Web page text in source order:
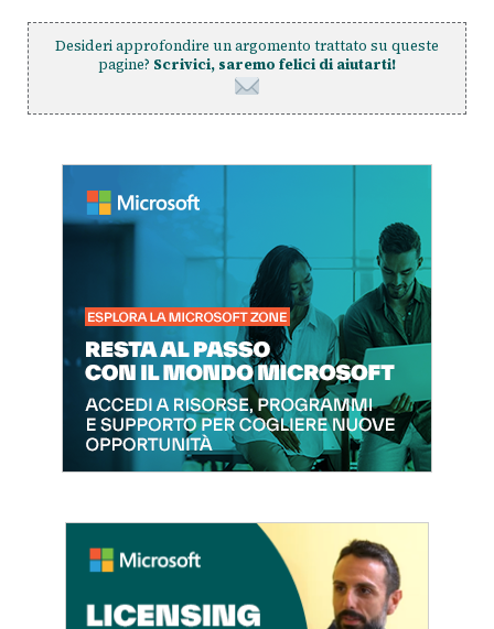
Desideri approfondire un argomento trattato su queste
pagine? Scrivici, saremo felici di aiutarti!